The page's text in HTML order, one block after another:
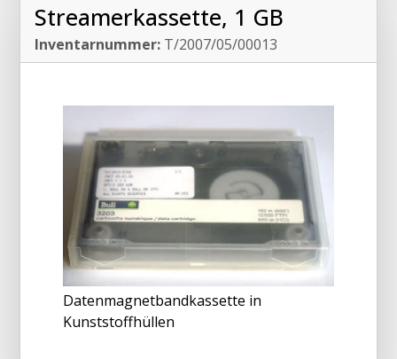
Streamerkassette, 1 GB
Inventarnummer: T/2007/05/00013
Datenmagnetbandkassette in
Kunststoffhüllen